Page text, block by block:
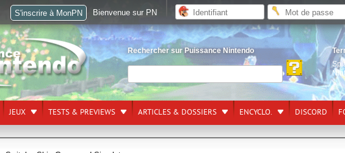
Rechercher sur Puissance Nintendo
JEUX TESTS & PREVIEWS ARTICLES & DOSSIERS ENCYCLO. DISCORD
S'inscrire à MonPN Bienvenue sur PN